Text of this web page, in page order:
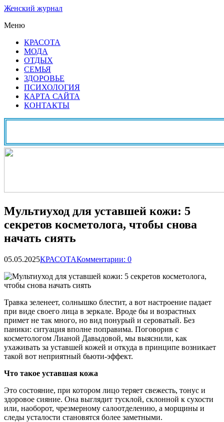
Женский журнал
Меню
КРАСОТА
МОДА
ОТДЫХ
СЕМЬЯ
ЗДОРОВЬЕ
ПСИХОЛОГИЯ
КАРТА САЙТА
КОНТАКТЫ
Мультиуход для уставшей кожи: 5
секретов косметолога, чтобы снова
начать сиять
05.05.2025КРАСОТАКомментарии: 0
Травка зеленеет, солнышко блестит, а вот настроение падает
при виде своего лица в зеркале. Вроде бы и возрастных
примет не так много, но вид понурый и сероватый. Без
паники: ситуация вполне поправима. Поговорив с
косметологом Лианой Давыдовой, мы выяснили, как
ухаживать за уставшей кожей и откуда в принципе возникает
такой вот неприятный бьюти-эффект.
Что такое уставшая кожа
Это состояние, при котором лицо теряет свежесть, тонус и
здоровое сияние. Она выглядит тусклой, склонной к сухости
или, наоборот, чрезмерному салоотделению, а морщины и
следы усталости становятся более заметными.